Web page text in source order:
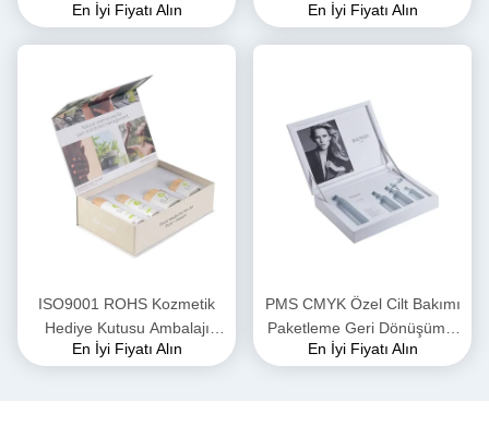
Ambalajı OEM ODM
En İyi Fiyatı Alın
Hediye Kutuları Su
En İyi Fiyatı Alın
ISO9001 ROHS Kozmetik
Hediye Kutusu Ambalajı
350g Sanat Kağıdı Geri
En İyi Fiyatı Alın
PMS CMYK Özel Cilt Bakımı
Paketleme Geri Dönüşümlü
Karton Hediye Kutusu PS
En İyi Fiyatı Alın